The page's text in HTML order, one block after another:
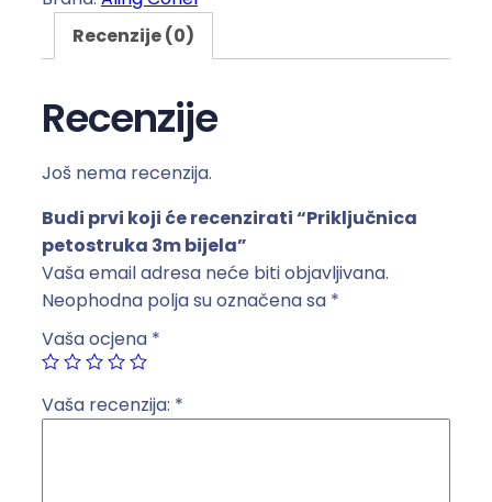
n
a
p
e
t
o
t
r
u
Recenzije (0)
Recenzije
Još nema recenzija.
Budi prvi koji će recenzirati “Priključnica
petostruka 3m bijela”
Vaša email adresa neće biti objavljivana.
Neophodna polja su označena sa *
Vaša ocjena *
Vaša recenzija: *